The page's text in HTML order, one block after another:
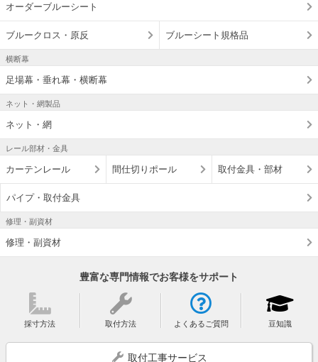
オーダーブルーシート
ブルークロス・原反 ブルーシート規格品
横断幕
足場幕・垂れ幕・横断幕
ネット・網製品
ネット・網
レール部材・金具
カーテンレール 間仕切りポール 取付金具・部材
パイプ・取付金具
修理・副資材
修理・副資材
豊富な専門情報でお客様をサポート
採寸方法 取付方法 よくあるご質問 豆知識
取付工事サービス